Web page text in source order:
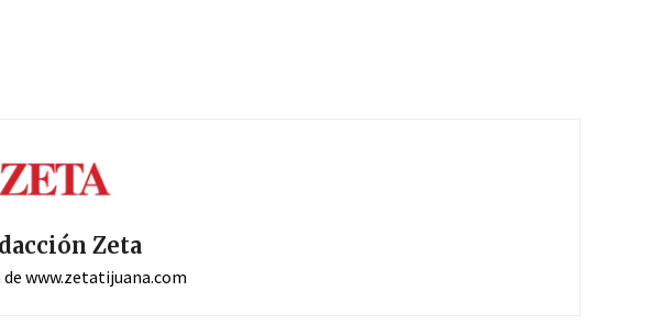
Zeta
de www.zetatijuana.com